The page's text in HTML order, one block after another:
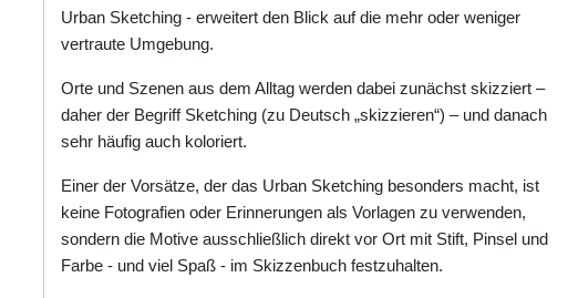
Urban Sketching - erweitert den Blick auf die mehr oder weniger
vertraute Umgebung.
Orte und Szenen aus dem Alltag werden dabei zunächst skizziert –
daher der Begriff Sketching (zu Deutsch „skizzieren“) – und danach
sehr häufig auch koloriert.
Einer der Vorsätze, der das Urban Sketching besonders macht, ist
keine Fotografien oder Erinnerungen als Vorlagen zu verwenden,
sondern die Motive ausschließlich direkt vor Ort mit Stift, Pinsel und
Farbe - und viel Spaß - im Skizzenbuch festzuhalten.